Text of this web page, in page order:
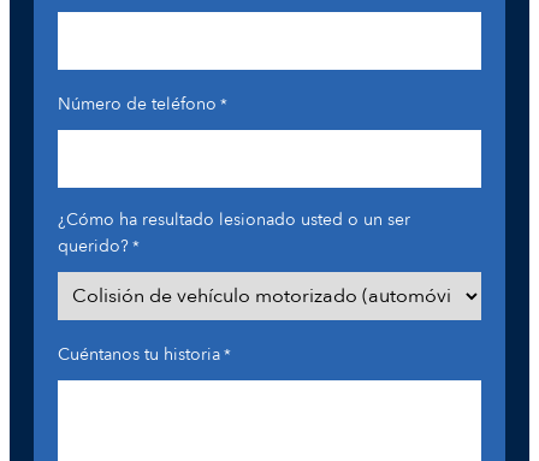
Número de teléfono *
¿Cómo ha resultado lesionado usted o un ser
querido?*
Cuéntanos tu historia*